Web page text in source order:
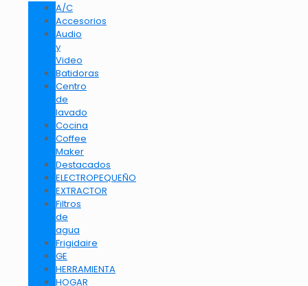
A/C
Accesorios
Audio
y
Video
Batidoras
Centro
de
lavado
Cocina
Coffee
Maker
Destacados
ELECTROPEQUEÑO
EXTRACTOR
Filtros
de
agua
Frigidaire
GE
HERRAMIENTA
HOGAR